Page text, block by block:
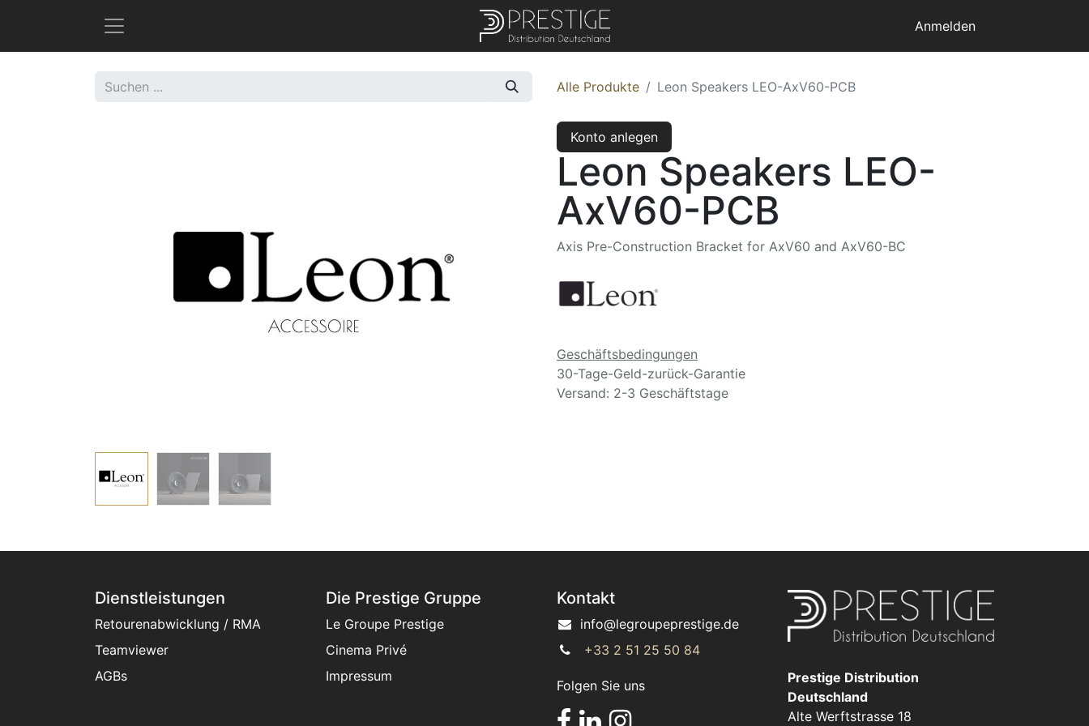
Anmelden
Alle Produkte Leon Speakers LEO-AxV60-PCB
Konto anlegen
Leon Speakers LEO-
AxV60-PCB
Axis Pre-Construction Bracket for AxV60 and AxV60-BC
Geschäftsbedingungen
30-Tage-Geld-zurück-Garantie
Versand: 2-3 Geschäftstage
Dienstleistungen
Retourenabwicklung / RMA
Teamviewer
AGBs
Die Prestige Gruppe
Le Groupe Prestige
Cinema Privé
Impressum
Kontakt
info@legroupeprestige.de
+33 2 51 25 50 84
Folgen Sie uns
Prestige Distribution
Deutschland
Alte Werftstrasse 18